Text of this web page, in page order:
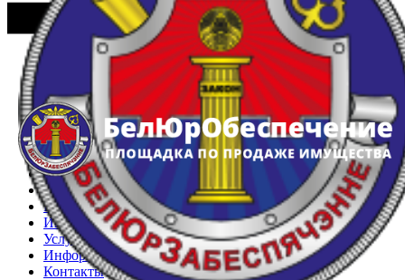
Главная
Арестованное имущество
Реестр несостоявшихся торгов
Реестр переоценок
Частное имущество
Государственное имущество
Интернет-магазин
Интернет-витрина
Услуги
Информация
Контакты